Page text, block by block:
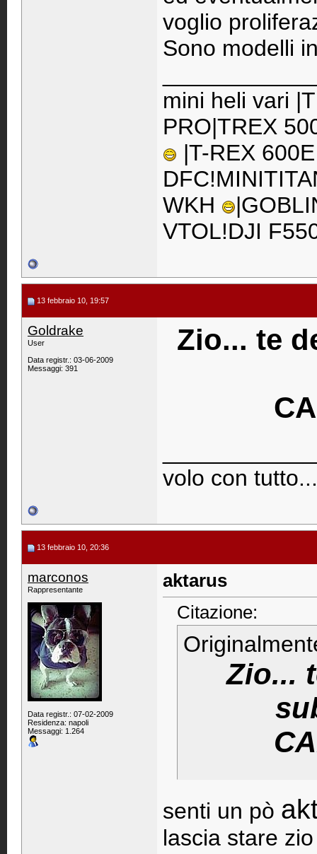
voglio
Sono modelli
mini heli vari
PRO|TREX
|T-REX
WKH
VTOL!DJI
13 febbraio 10, 19:57
Goldrake
User
Data registr.: 03-06-2009
Messaggi: 391
Zio... te
volo con
13 febbraio 10, 20:36
marconos
Rappresentante
Data registr.: 07-02-2009
Residenza: napoli
Messaggi: 1.264
aktarus
Citazione:
Zio...
senti un pò
lascia stare